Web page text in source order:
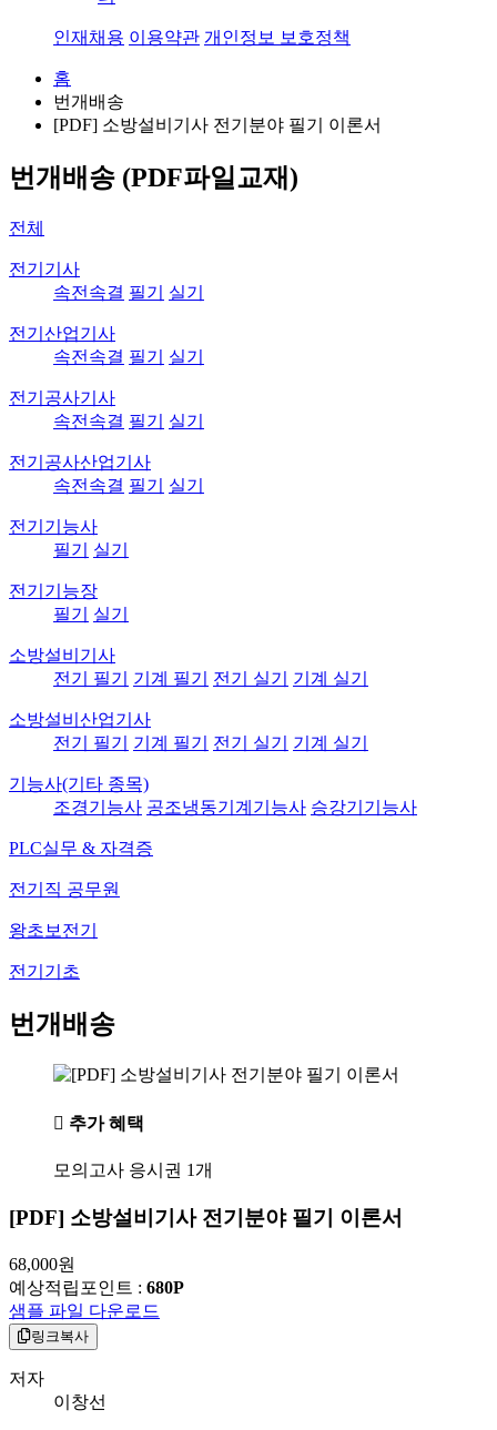
인재채용 이용약관 개인정보 보호정책
홈
번개배송
[PDF] 소방설비기사 전기분야 필기 이론서
번개배송 (PDF파일교재)
전체
전기기사
속전속결 필기 실기
전기산업기사
속전속결 필기 실기
전기공사기사
속전속결 필기 실기
전기공사산업기사
속전속결 필기 실기
전기기능사
필기
실기
전기기능장
필기
실기
소방설비기사
전기 필기
기계 필기 전기 실기 기계 실기
소방설비산업기사
전기 필기
기계 필기 전기 실기 기계 실기
기능사(기타 종목)
조경기능사 공조냉동기계기능사 승강기기능사
PLC실무 & 자격증
전기직 공무원
왕초보전기
전기기초
번개배송
추가 혜택
모의고사 응시권 1개
[PDF] 소방설비기사 전기분야 필기 이론서
68,000원
예상적립포인트 : 680P
샘플 파일 다운로드
링크복사
저자
이창선